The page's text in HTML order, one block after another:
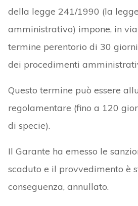
della legge 241/1990 (la
amministrativo) impone, in
termine perentorio di 30
dei procedimenti
Questo termine può essere
regolamentare (fino a 120
di specie).
Il Garante ha emesso le
scaduto e il provvedimento è
conseguenza, annullato.